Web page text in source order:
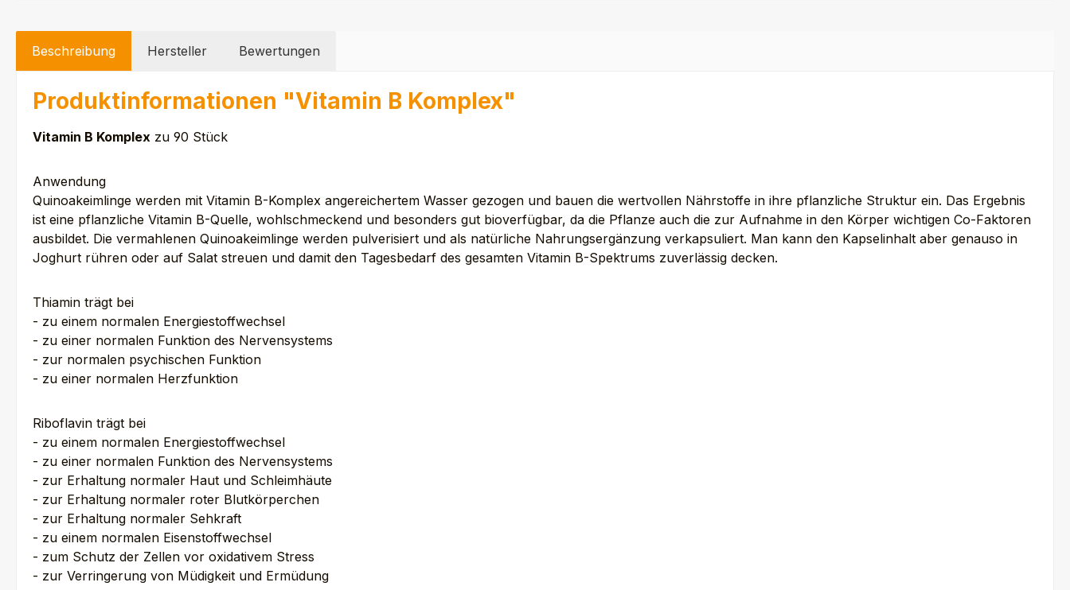
Beschreibung Hersteller Bewertungen
Produktinformationen "Vitamin B Komplex"
Vitamin B Komplex zu 90 Stück
Anwendung
Quinoakeimlinge werden mit Vitamin B-Komplex angereichertem Wasser gezogen und bauen die wertvollen Nährstoffe in ihre pflanzliche Struktur ein. Das Ergebnis
ist eine pflanzliche Vitamin B-Quelle, wohlschmeckend und besonders gut bioverfügbar, da die Pflanze auch die zur Aufnahme in den Körper wichtigen Co-Faktoren
ausbildet. Die vermahlenen Quinoakeimlinge werden pulverisiert und als natürliche Nahrungsergänzung verkapsuliert. Man kann den Kapselinhalt aber genauso in
Joghurt rühren oder auf Salat streuen und damit den Tagesbedarf des gesamten Vitamin B-Spektrums zuverlässig decken.
Thiamin trägt bei
- zu einem normalen Energiestoffwechsel
- zu einer normalen Funktion des Nervensystems
- zur normalen psychischen Funktion
- zu einer normalen Herzfunktion
Riboflavin trägt bei
- zu einem normalen Energiestoffwechsel
- zu einer normalen Funktion des Nervensystems
- zur Erhaltung normaler Haut und Schleimhäute
- zur Erhaltung normaler roter Blutkörperchen
- zur Erhaltung normaler Sehkraft
- zu einem normalen Eisenstoffwechsel
- zum Schutz der Zellen vor oxidativem Stress
- zur Verringerung von Müdigkeit und Ermüdung